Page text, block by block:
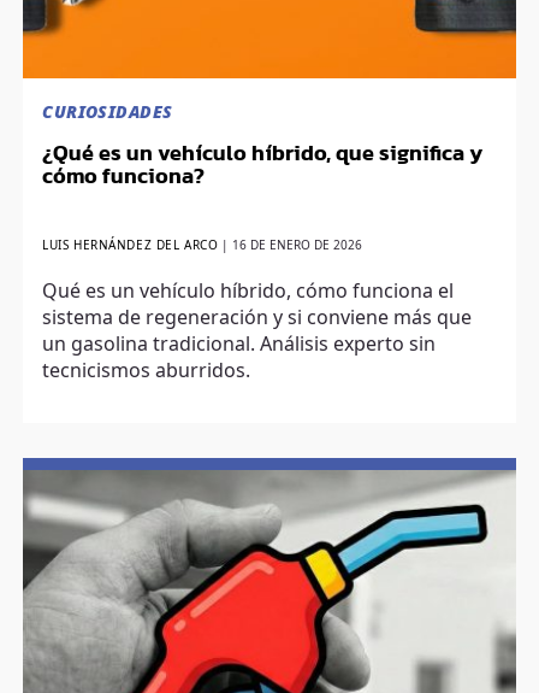
CURIOSIDADES
¿Qué es un vehículo híbrido, que significa y
cómo funciona?
LUIS HERNÁNDEZ DEL ARCO 16 DE ENERO DE 2026
Qué es un vehículo híbrido, cómo funciona el
sistema de regeneración y si conviene más que
un gasolina tradicional. Análisis experto sin
tecnicismos aburridos.